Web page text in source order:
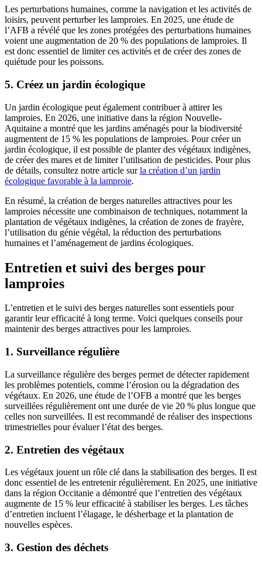
Les perturbations humaines, comme la navigation et les activités de
loisirs, peuvent perturber les lamproies. En 2025, une étude de
l’AFB a révélé que les zones protégées des perturbations humaines
voient une augmentation de 20 % des populations de lamproies. Il
est donc essentiel de limiter ces activités et de créer des zones de
quiétude pour les poissons.
5. Créez un jardin écologique
Un jardin écologique peut également contribuer à attirer les
lamproies. En 2026, une initiative dans la région Nouvelle-
Aquitaine a montré que les jardins aménagés pour la biodiversité
augmentent de 15 % les populations de lamproies. Pour créer un
jardin écologique, il est possible de planter des végétaux indigènes,
de créer des mares et de limiter l’utilisation de pesticides. Pour plus
de détails, consultez notre article surla création d’un jardin
écologique favorable à la lamproie.
En résumé, la création de berges naturelles attractives pour les
lamproies nécessite une combinaison de techniques, notamment la
plantation de végétaux indigènes, la création de zones de frayère,
l’utilisation du génie végétal, la réduction des perturbations
humaines et l’aménagement de jardins écologiques.
Entretien et suivi des berges pour
lamproies
L’entretien et le suivi des berges naturelles sont essentiels pour
garantir leur efficacité à long terme. Voici quelques conseils pour
maintenir des berges attractives pour les lamproies.
1. Surveillance régulière
La surveillance régulière des berges permet de détecter rapidement
les problèmes potentiels, comme l’érosion ou la dégradation des
végétaux. En 2026, une étude de l’OFB a montré que les berges
surveillées régulièrement ont une durée de vie 20 % plus longue que
celles non surveillées. Il est recommandé de réaliser des inspections
trimestrielles pour évaluer l’état des berges.
2. Entretien des végétaux
Les végétaux jouent un rôle clé dans la stabilisation des berges. Il est
donc essentiel de les entretenir régulièrement. En 2025, une initiative
dans la région Occitanie a démontré que l’entretien des végétaux
augmente de 15 % leur efficacité à stabiliser les berges. Les tâches
d’entretien incluent l’élagage, le désherbage et la plantation de
nouvelles espèces.
3. Gestion des déchets